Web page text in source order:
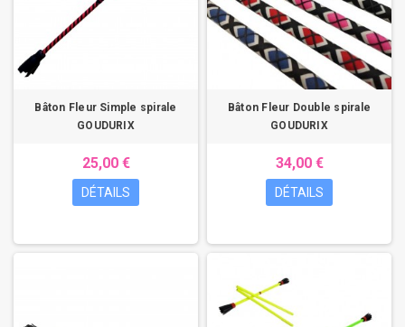
Bâton Fleur Simple spirale
GOUDURIX
25,00 €
DÉTAILS
Bâton Fleur Double spirale
GOUDURIX
34,00 €
DÉTAILS